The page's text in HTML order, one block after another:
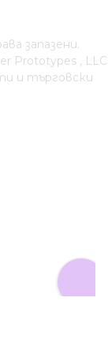
запазени.
Prototypes , LLC
и търговски